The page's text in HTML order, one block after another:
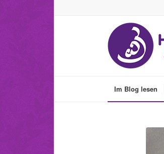
Im Blog lesen